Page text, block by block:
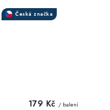
Česká značka
179 Kč / balení